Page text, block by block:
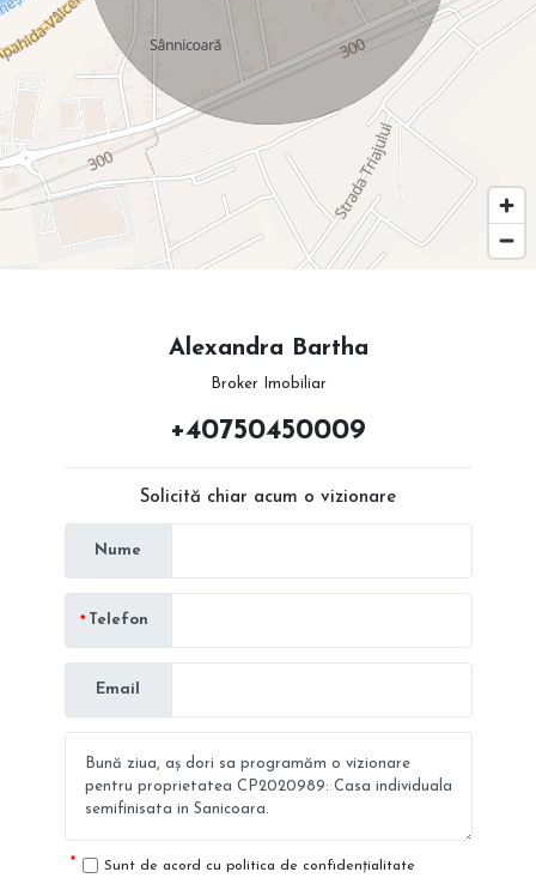
Alexandra Bartha
Broker Imobiliar
+40750450009
Solicită chiar acum o vizionare
Nume
Telefon
Email
Sunt de acord cu politica de confidențialitate